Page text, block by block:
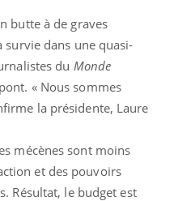
butte à de graves
dans une quasi-
du Monde
« Nous sommes
la présidente, Laure
mécènes sont moins
et des pouvoirs
Résultat, le budget est